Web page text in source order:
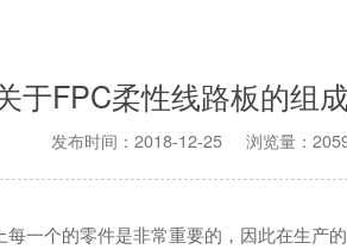
于FPC柔性线路板的组
发布时间：2018-12-25 浏览量：
一个的零件是非常重要的，因此在生产